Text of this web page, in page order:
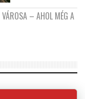
VÁROSA – AHOL MÉG A